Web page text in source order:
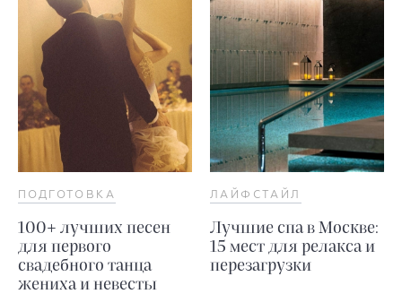
ПОДГОТОВКА
100+ лучших песен
для первого
свадебного танца
жениха и невесты
ЛАЙФСТАЙЛ
Лучшие спа в Москве:
15 мест для релакса и
перезагрузки